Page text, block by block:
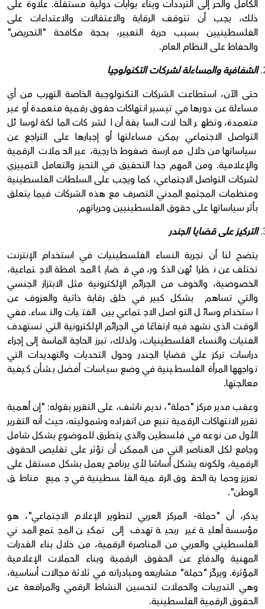
الكامل والحر إلى الترددات وبناء بوابات دولية مستقلة. علاوة على
ذلك، يجب أن تتوقف الرقابة والاعتقالات والاعتداءات على
الفلسطينيين بسبب حرية التعبير، بحجة مكافحة "التحريض"
والحفاظ على النظام العام.
الشفافية والمساءلة لشركات التكنولوجيا
حتى الآن، استطاعت الشركات التكنولوجية الخاصة التهرب من أي
مساءلة عن دورها في تيسير انتهاكات حقوق رقمية متعمدة أو غير
متعمدة، وتظهر الحالات السابقة أن الشركات المالكة لوسائل
التواصل الاجتماعي يمكن مساءلتها أو إجبارها على التراجع عن
سياساتها من خلال ممارسة ضغوط خارجية، عبر الحملات الرقمية
والإعلامية. ومن المهم جدا التحقيق في التحيز والتعامل التمييزي
لشركات التواصل الاجتماعي، كما ويجب على السلطات الفلسطينية
ومنظمات المجتمع المدني التصرف مع هذه الشركات فيما يتعلق
بأثر سياساتها على حقوق الفلسطينيين وحرياتهم.
التركيز على قضايا الجندر
يتضح لنا أن تجربة النساء الفلسطينيات في استخدام الإنترنت
تختلف عن نظرائهن الذكور، في قضايا المحافظة الاجتماعية،
الخصوصية، والخوف من الجرائم الإلكترونية مثل الابتزاز الجنسي
والتي تساهم بشكل كبير في خلق رقابة ذاتية والعزوف عن
استخدام وسائل التواصل الاجتماعي بين الفتيات والنساء. ففي
الوقت الذي نشهد فيه ارتفاعًا في الجرائم الإلكترونية التي تستهدف
الفتيات والنساء الفلسطينيات، ولذلك، تبرز الحاجة الماسة إلى إجراء
دراسات تركز على قضايا الجندر وحول التحديات والتهديدات التي
تواجهها المرأة الفلسطينية في وضع سياسات أفضل بشأن كيفية
معالجتها.
وعقب مدير مركز "حملة"، نديم ناشف، على التقرير بقوله: "إن أهمية
تقرير الانتهاكات الرقمية تنبع من انفراده وشموليته، حيث أنه التقرير
الأول من نوعه في فلسطين والذي يتطرق للموضوع بشكل شامل
وجامع لكل العناصر التي من الممكن أن تؤثر على تقليص الحقوق
الرقمية، ولكونه يشكل أساسًا لأي برنامج يعمل بشكل مستقل على
تعزيز وحماية الحقوق الرقمية الفلسطينية في جميع مناطق
الوطن".
يذكر، أن "حملة- المركز العربي لتطوير الإعلام الاجتماعي"، هو
مؤسسة أهلية غير ربحية تهدف إلى تمكين المجتمع المدني
الفلسطيني والعربي من المناصرة الرقمية، من خلال بناء القدرات
المهنية والدفاع عن الحقوق الرقمية وبناء الحملات الإعلامية
المؤثرة. ويركّز "حملة" مشاريعه ومبادراته في ثلاثة مجالات أساسية،
وهي التدريبات والحملات لتحسين النشاط الرقمي والمرافعة عن
الحقوق الرقمية الفلسطينية.